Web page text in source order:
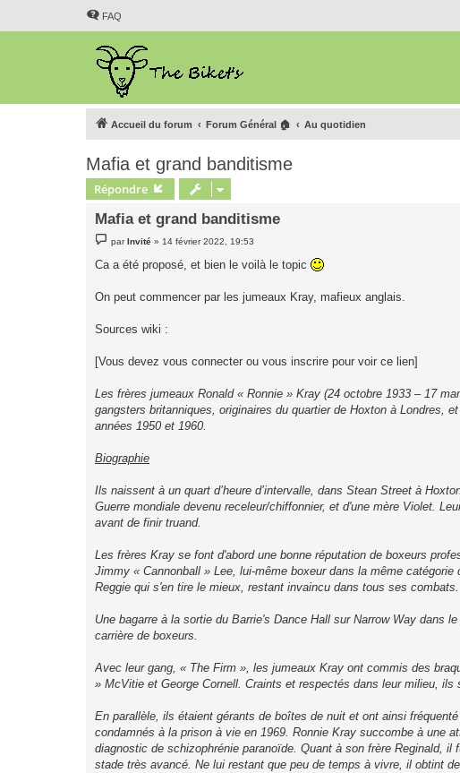
FAQ
Accueil du forum Forum Général 🏠 Au quotidien
Mafia et grand banditisme
Répondre
Mafia et grand banditisme
e
s
e
parInvité » 14 février 2022, 19:53
Ca a été proposé, et bien le voilà le topic
On peut commencer par les jumeaux Kray, mafieux anglais.
Sources wiki :
[Vous devez vous connecter ou vous inscrire pour voir ce lien]
Les frères jumeaux Ronald « Ronnie » Kray (24 octobre 1933 – 17
gangsters britanniques, originaires du quartier de Hoxton à Londres,
années 1950 et 1960.
Biographie
Ils naissent à un quart d’heure d’intervalle, dans Stean Street à
Guerre mondiale devenu receleur/chiffonnier, et d'une mère Violet.
avant de finir truand.
Les frères Kray se font d'abord une bonne réputation de boxeurs
Jimmy « Cannonball » Lee, lui-même boxeur dans la même
Reggie qui s'en tire le mieux, restant invaincu dans tous ses combats.
Une bagarre à la sortie du Barrie's Dance Hall sur Narrow Way dans
carrière de boxeurs.
Avec leur gang, « The Firm », les jumeaux Kray ont commis des
» McVitie et George Cornell. Craints et respectés dans leur milieu,
En parallèle, ils étaient gérants de boîtes de nuit et ont ainsi
condamnés à la prison à vie en 1969. Ronnie Kray succombe à une
diagnostic de schizophrénie paranoïde. Quant à son frère Reginald,
stade très avancé. Ne lui restant que peu de temps à vivre, il obtint